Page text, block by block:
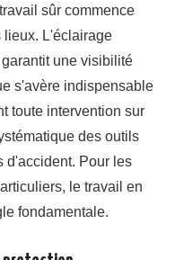
sûr commence
lieux. L'éclairage
une visibilité
s'avère indispensable
toute intervention sur
des outils
d'accident. Pour les
le travail en
fondamentale.